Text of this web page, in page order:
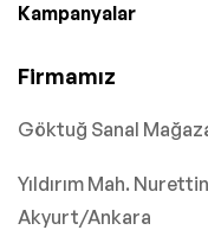
Kampanyalar
Firmamız
Göktuğ Sanal
Yıldırım Mah.
Akyurt/Ankara